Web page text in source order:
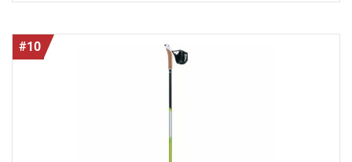
#10